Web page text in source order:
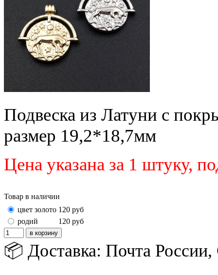
Подвеска из Латуни с
размер 19,2*18,7мм
Цена указана за 1 штуку,
Товар в наличии
цвет золото 120 руб
родий
120 руб
📦 Доставка: Почта